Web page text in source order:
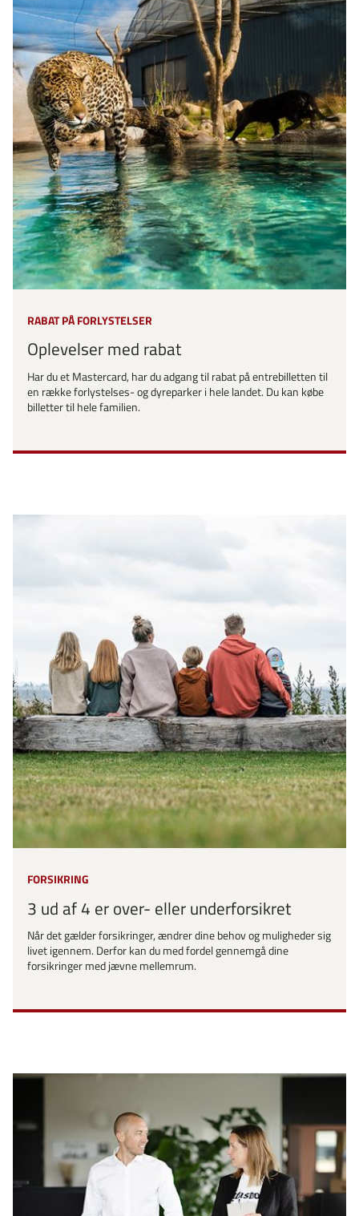
RABAT PÅ FORLYSTELSER
Oplevelser med rabat
Har du et Mastercard, har du adgang til rabat på entrebilletten til
en række forlystelses- og dyreparker i hele landet. Du kan købe
billetter til hele familien.
FORSIKRING
3 ud af 4 er over- eller underforsikret
Når det gælder forsikringer, ændrer dine behov og muligheder sig
livet igennem. Derfor kan du med fordel gennemgå dine
forsikringer med jævne mellemrum.